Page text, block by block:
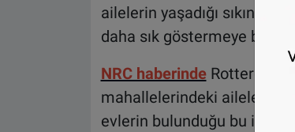
ailelerin yaşadığı
daha sık göstermeye
NRC haberinde
mahallelerindeki aileler ve
evlerin bulunduğu bu iki